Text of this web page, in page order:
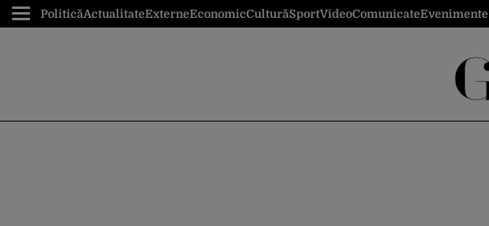
PoliticăActualitateExterneEconomicCulturăSportVideoComunicateEvenimente